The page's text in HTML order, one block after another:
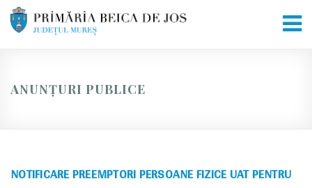
Skip
ANUNȚURI PUBLICE
NOTIFICARE PREEMPTORI PERSOANE FIZICE UAT PENTRU